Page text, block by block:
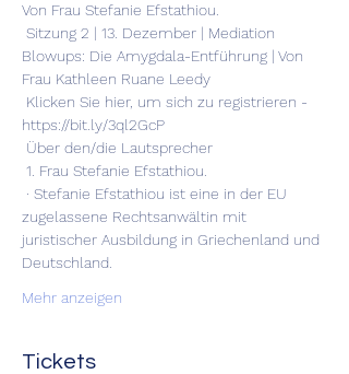
Von Frau Stefanie Efstathiou.
Blowups: Die Amygdala-Entführung | Von
Frau Kathleen Ruane Leedy
https://bit.ly/3ql2GcP
Über den/die Lautsprecher
1. Frau Stefanie Efstathiou.
zugelassene Rechtsanwältin mit
juristischer Ausbildung in Griechenland und
Deutschland.
Mehr anzeigen
Tickets